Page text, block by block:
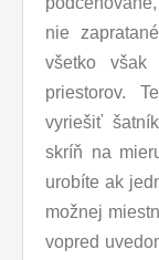
nie
všetko však
priestorov.
vyriešiť
skríň na
urobíte ak
možnej
vopred